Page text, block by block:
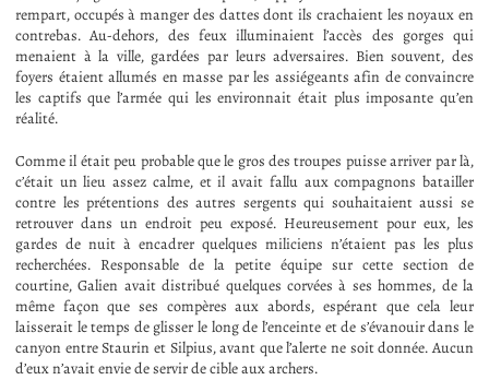
rempart, occupés à manger des dattes dont ils crachaient les noyaux en
contrebas. Au-dehors, des feux illuminaient l’accès des gorges qui
menaient à la ville, gardées par leurs adversaires. Bien souvent, des
foyers étaient allumés en masse par les assiégeants afin de convaincre
les captifs que l’armée qui les environnait était plus imposante qu’en
réalité.
Comme il était peu probable que le gros des troupes puisse arriver par là,
c’était un lieu assez calme, et il avait fallu aux compagnons batailler
contre les prétentions des autres sergents qui souhaitaient aussi se
retrouver dans un endroit peu exposé. Heureusement pour eux, les
gardes de nuit à encadrer quelques miliciens n’étaient pas les plus
recherchées. Responsable de la petite équipe sur cette section de
courtine, Galien avait distribué quelques corvées à ses hommes, de la
même façon que ses compères aux abords, espérant que cela leur
laisserait le temps de glisser le long de l’enceinte et de s’évanouir dans le
canyon entre Staurin et Silpius, avant que l’alerte ne soit donnée. Aucun
d’eux n’avait envie de servir de cible aux archers.